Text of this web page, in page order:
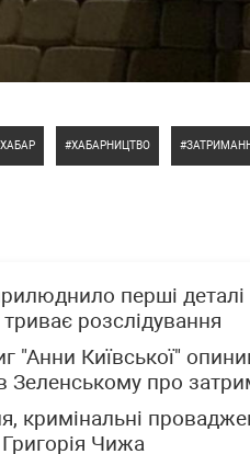
ХАБАР ХАБАРНИЦТВО
перші деталі
розслідування
"Анни Київської"
Зеленському про
кримінальні
Григорія Чижа